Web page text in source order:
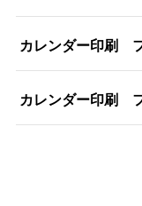
カレンダー印刷
カレンダー印刷